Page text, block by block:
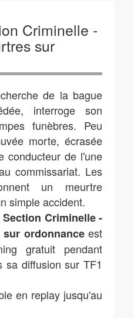
Criminelle -
sur
de la bague
interroge son
funèbres. Peu
morte, écrasée
conducteur de l'une
commissariat. Les
un meurtre
simple accident.
Criminelle -
sur ordonnanceest
gratuit pendant
sa diffusion sur TF1
en replay jusqu'au